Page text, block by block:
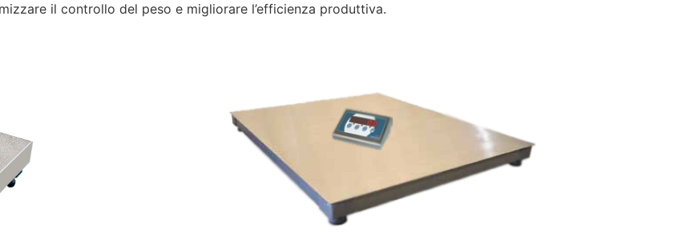
il controllo del peso e migliorare l’efficienza produttiva.